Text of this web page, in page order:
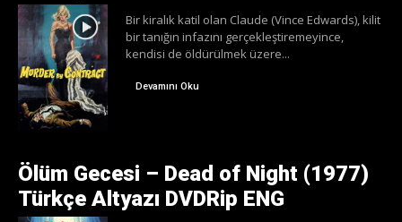
Bir kiralık katil olan Claude (Vince Edwards), kilit
bir tanığın infazını gerçekleştiremeyince,
kendisi de öldürülmek üzere...
Devamını Oku
Ölüm Gecesi – Dead of Night (1977)
Türkçe Altyazı DVDRip ENG